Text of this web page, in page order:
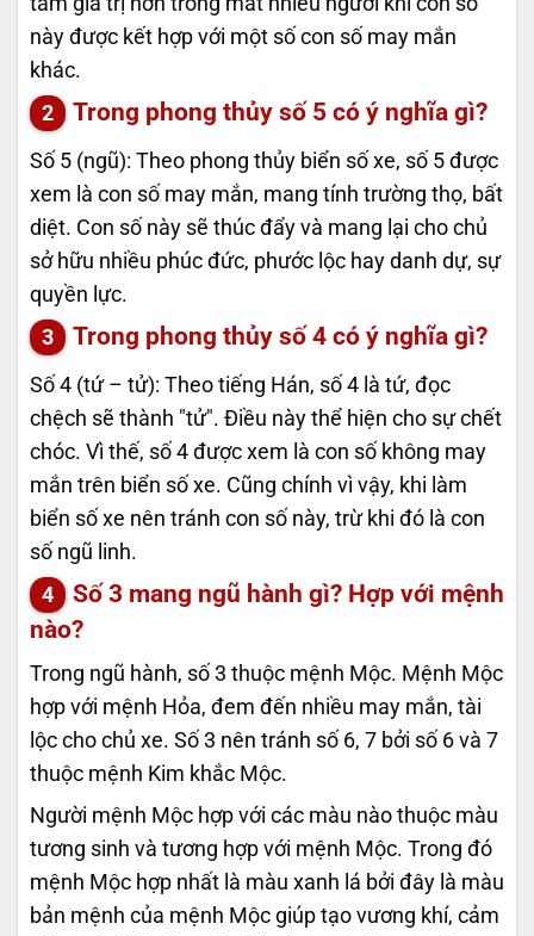
này được kết hợp với một số con số may mắn
khác.
Trong phong thủy số 5 có ý nghĩa gì?
Số 5 (ngũ): Theo phong thủy biển số xe, số 5 được
xem là con số may mắn, mang tính trường thọ, bất
diệt. Con số này sẽ thúc đẩy và mang lại cho chủ
sở hữu nhiều phúc đức, phước lộc hay danh dự, sự
quyền lực.
Trong phong thủy số 4 có ý nghĩa gì?
Số 4 (tứ – tử): Theo tiếng Hán, số 4 là tứ, đọc
chệch sẽ thành "tử". Điều này thể hiện cho sự chết
chóc. Vì thế, số 4 được xem là con số không may
mắn trên biển số xe. Cũng chính vì vậy, khi làm
biển số xe nên tránh con số này, trừ khi đó là con
số ngũ linh.
Số 3 mang ngũ hành gì? Hợp với mệnh
nào?
Trong ngũ hành, số 3 thuộc mệnh Mộc. Mệnh Mộc
hợp với mệnh Hỏa, đem đến nhiều may mắn, tài
lộc cho chủ xe. Số 3 nên tránh số 6, 7 bởi số 6 và 7
thuộc mệnh Kim khắc Mộc.
Người mệnh Mộc hợp với các màu nào thuộc màu
tương sinh và tương hợp với mệnh Mộc. Trong đó
mệnh Mộc hợp nhất là màu xanh lá bởi đây là màu
bản mệnh của mệnh Mộc giúp tạo vương khí, cảm